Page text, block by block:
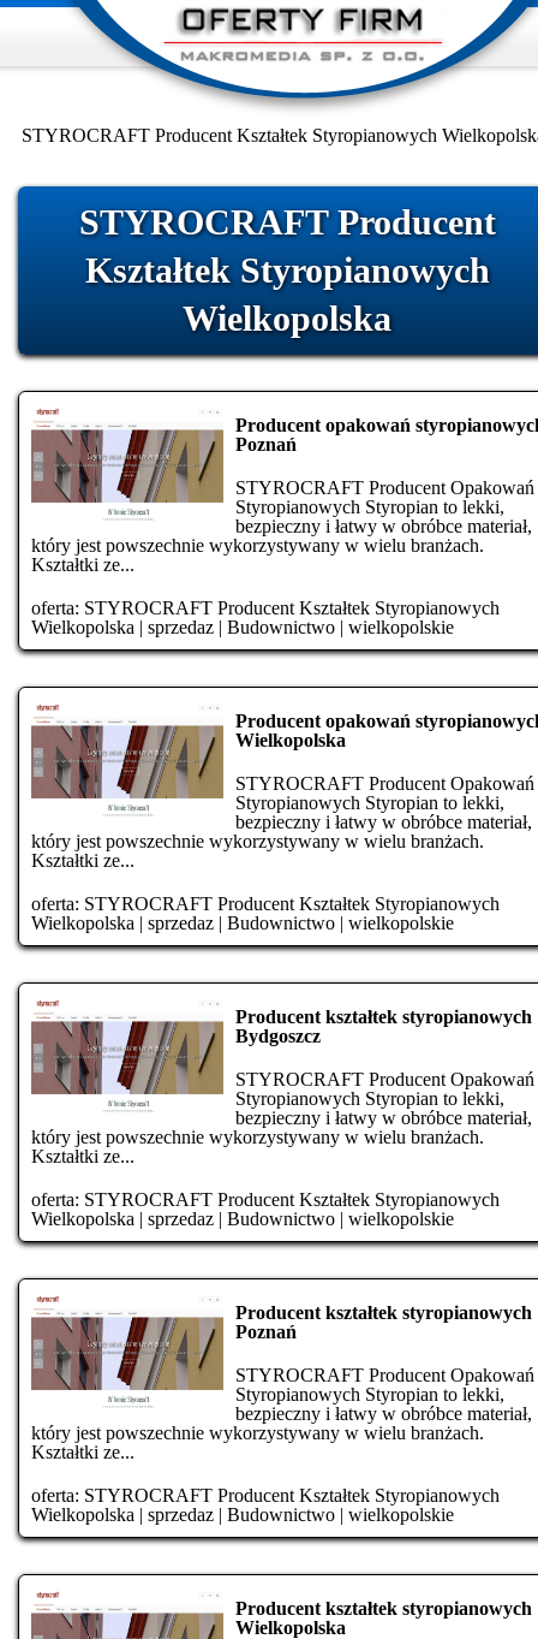
STYROCRAFT Producent Kształtek Styropianowych
STYROCRAFT Producent
Kształtek Styropianowych
Wielkopolska
Producent opakowań
Poznań
STYROCRAFT Producent Opakowań
Styropianowych Styropian to lekki,
bezpieczny i łatwy w obróbce materiał,
który jest powszechnie wykorzystywany w wielu branżach.
Kształtki ze...
oferta: STYROCRAFT Producent Kształtek Styropianowych
Wielkopolska | sprzedaz | Budownictwo | wielkopolskie
Producent opakowań
Wielkopolska
STYROCRAFT Producent Opakowań
Styropianowych Styropian to lekki,
bezpieczny i łatwy w obróbce materiał,
który jest powszechnie wykorzystywany w wielu branżach.
Kształtki ze...
oferta: STYROCRAFT Producent Kształtek Styropianowych
Wielkopolska | sprzedaz | Budownictwo | wielkopolskie
Producent kształtek styropianowych
Bydgoszcz
STYROCRAFT Producent Opakowań
Styropianowych Styropian to lekki,
bezpieczny i łatwy w obróbce materiał,
który jest powszechnie wykorzystywany w wielu branżach.
Kształtki ze...
oferta: STYROCRAFT Producent Kształtek Styropianowych
Wielkopolska | sprzedaz | Budownictwo | wielkopolskie
Producent kształtek styropianowych
Poznań
STYROCRAFT Producent Opakowań
Styropianowych Styropian to lekki,
bezpieczny i łatwy w obróbce materiał,
który jest powszechnie wykorzystywany w wielu branżach.
Kształtki ze...
oferta: STYROCRAFT Producent Kształtek Styropianowych
Wielkopolska | sprzedaz | Budownictwo | wielkopolskie
Producent kształtek styropianowych
Wielkopolska